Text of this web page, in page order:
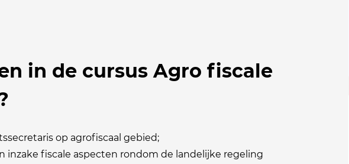
in de cursus Agro fiscale
op agrofiscaal gebied;
inzake fiscale aspecten rondom de landelijke regeling